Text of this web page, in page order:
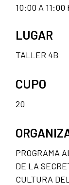
10:00 A 11:00
LUGAR
TALLER 4B
CUPO
20
PROGRAMA
DE LA
CULTURA